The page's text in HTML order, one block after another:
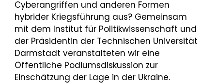
Cyberangriffen und anderen Formen
hybrider Kriegsführung aus? Gemeinsam
mit dem Institut für Politikwissenschaft und
der Präsidentin der Technischen Universität
Darmstadt veranstalteten wir eine
Öffentliche Podiumsdiskussion zur
Einschätzung der Lage in der Ukraine.